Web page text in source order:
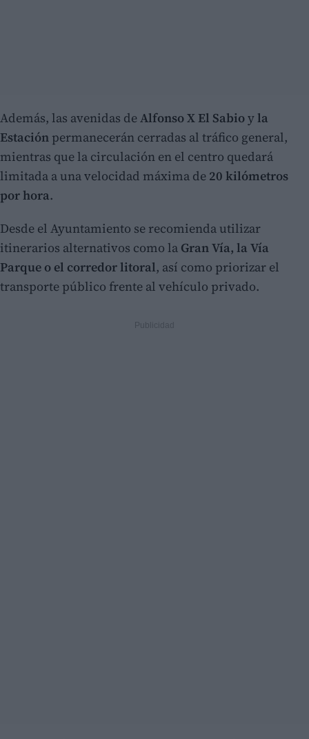
Además, las avenidas deAlfonso X El Sabioyla
Estación permanecerán cerradas al tráfico general,
mientras que la circulación en el centro quedará
limitada a una velocidad máxima de 20 kilómetros
por hora.
Desde el Ayuntamiento se recomienda utilizar
itinerarios alternativos como la Gran Vía, la Vía
Parque o el corredor litoral, así como priorizar el
transporte público frente al vehículo privado.